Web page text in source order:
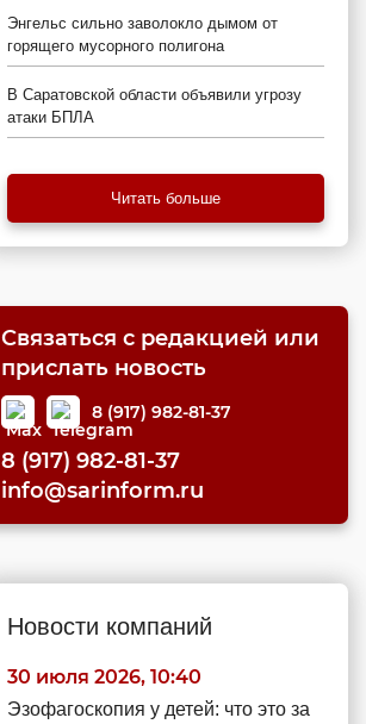
Энгельс сильно заволокло дымом от
горящего мусорного полигона
В Саратовской области объявили угрозу
атаки БПЛА
Читать больше
Связаться с редакцией или
прислать новость
8 (917) 982-81-37
8 (917) 982-81-37
info@sarinform.ru
Новости компаний
30 июля 2026, 10:40
Эзофагоскопия у детей: что это за